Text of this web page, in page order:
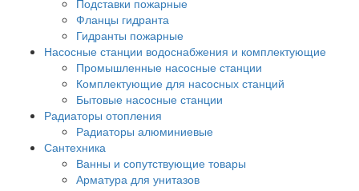
Фланцы гидранта
Гидранты пожарные
Насосные станции водоснабжения и комплектующие
Промышленные насосные станции
Комплектующие для насосных станций
Бытовые насосные станции
Радиаторы отопления
Радиаторы алюминиевые
Сантехника
Ванны и сопутствующие товары
Арматура для унитазов